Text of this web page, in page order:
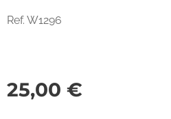
Ref. W1296
25,00 €